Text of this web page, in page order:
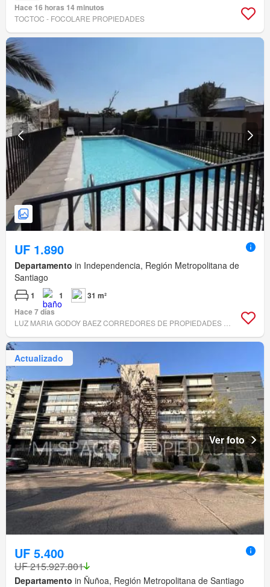
Hace 16 horas 14 minutos
TOCTOC - FOCOLARE PROPIEDADES
UF 1.890
Departamento in Independencia, Región Metropolitana de
Santiago
1 1
31 m²
Hace 7 días
Actualizado
Ver foto
UF 5.400
UF 215.927.801
Departamento in Ñuñoa, Región Metropolitana de Santiago